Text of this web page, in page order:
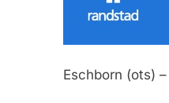
Eschborn (ots) –